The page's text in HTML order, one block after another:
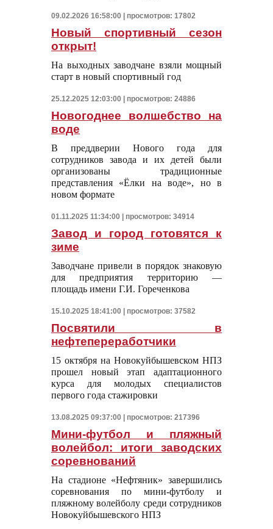
09.02.2026 16:58:00 | просмотров: 17802
Новый спортивный сезон
открыт!
На выходных заводчане взяли мощный
старт в новый спортивный год
25.12.2025 12:03:00 | просмотров: 24886
Новогоднее волшебство на
воде
В преддверии Нового года для
сотрудников завода и их детей были
организованы традиционные
представления «Ёлки на воде», но в
новом формате
01.11.2025 11:34:00 | просмотров: 34914
Завод и город готовятся к
зиме
Заводчане привели в порядок знаковую
для предприятия территорию —
площадь имени Г.И. Гореченкова
15.10.2025 18:41:00 | просмотров: 37582
Посвятили в
нефтепереработчики
15 октября на Новокуйбышевском НПЗ
прошел новый этап адаптационного
курса для молодых специалистов
первого года стажировки
13.08.2025 09:37:00 | просмотров: 217396
Мини-футбол и пляжный
волейбол: итоги заводских
соревнований
На стадионе «Нефтяник» завершились
соревнования по мини-футболу и
пляжному волейболу среди сотрудников
Новокуйбышевского НПЗ